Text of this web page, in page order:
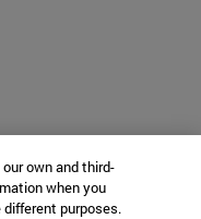
own and third-
when you
purposes.